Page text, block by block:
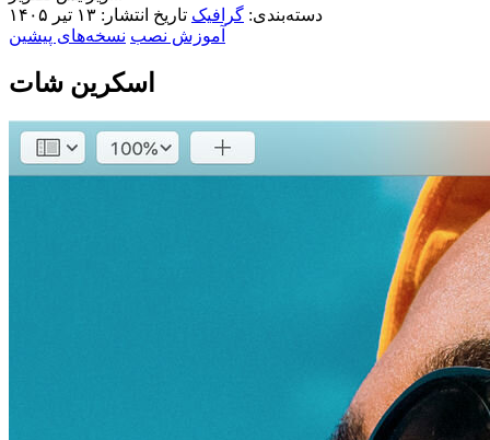
دسته‌بندی: گرافیک تاریخ انتشار: ۱۳ تیر ۱۴۰۵
آموزش نصب نسخه‌های پیشین
اسکرین شات